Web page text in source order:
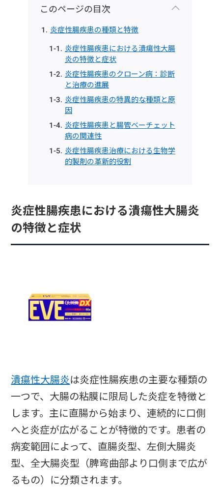
このページの目次
炎症性腸疾患の種類と特徴
炎症性腸疾患における潰瘍性大腸
炎の特徴と症状
炎症性腸疾患のクローン病：診断
と治療の進展
炎症性腸疾患の特異的な種類と原
因
炎症性腸疾患と腸管ベーチェット
病の関連性
炎症性腸疾患治療における生物学
的製剤の革新的役割
炎症性腸疾患における潰瘍性大腸炎
の特徴と症状
潰瘍性大腸炎は炎症性腸疾患の主要な種類の
一つで、大腸の粘膜に限局した炎症を特徴と
します。主に直腸から始まり、連続的に口側
へと炎症が広がることが特徴的です。患者の
病変範囲によって、直腸炎型、左側大腸炎
型、全大腸炎型（脾弯曲部より口側まで広が
るもの）に分類されます。